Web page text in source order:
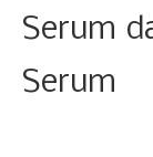
Serum
Serum